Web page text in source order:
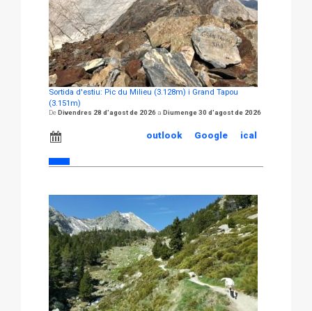
Sortida d'estiu: Pic du Milieu (3.128m) i Grand Tapou
(3.151m)
Divendres 28 d'agost de 2026 Diumenge 30 d'agost de 2026
ical
Google
outlook